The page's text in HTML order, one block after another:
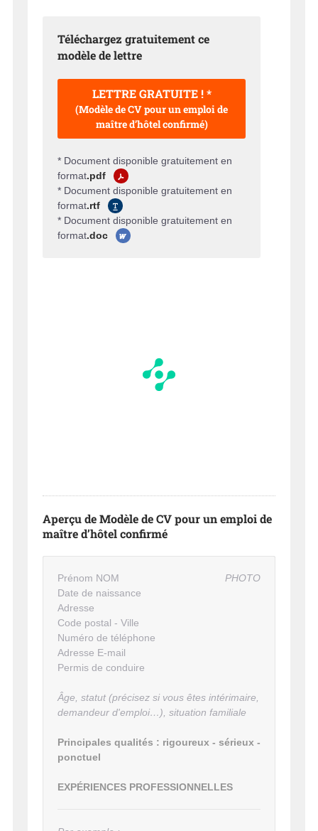
Téléchargez gratuitement ce
modèle de lettre
LETTRE GRATUITE ! *
(Modèle de CV pour un emploi de
maître d’hôtel confirmé)
* Document disponible gratuitement en
format.pdf
* Document disponible gratuitement en
format.rtf
* Document disponible gratuitement en
format.doc
Aperçu de Modèle de CV pour un emploi de
maître d’hôtel confirmé
PHOTO
Prénom NOM
Date de naissance
Adresse
Code postal - Ville
Numéro de téléphone
Adresse E-mail
Permis de conduire
Âge, statut (précisez si vous êtes intérimaire,
demandeur d'emploi…), situation familiale
Principales qualités : rigoureux - sérieux -
ponctuel
EXPÉRIENCES PROFESSIONNELLES